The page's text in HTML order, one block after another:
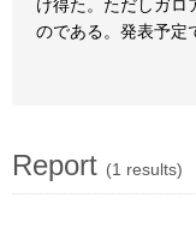
け得た。ただしガロ
のである。発表予定
Report (1 results)